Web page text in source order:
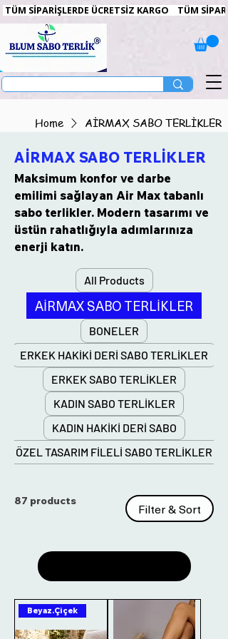
TÜM SİPARİŞLERDE ÜCRETSİZ KARGO
Home AİRMAX SABO TERLİKLER
AİRMAX SABO TERLİKLER
Maksimum konfor ve darbe
emilimi sağlayan Air Max tabanlı
sabo terlikler. Modern tasarımı ve
üstün rahatlığıyla adımlarınıza
enerji katın.
All Products
AİRMAX SABO TERLİKLER
BONELER
ERKEK HAKİKİ DERİ SABO TERLİKLER
ERKEK SABO TERLİKLER
KADIN SABO TERLİKLER
KADIN HAKİKİ DERİ SABO
ÖZEL TASARIM FİLELİ SABO TERLİKLER
87 products Filter & Sort
Beyaz.Çiçek